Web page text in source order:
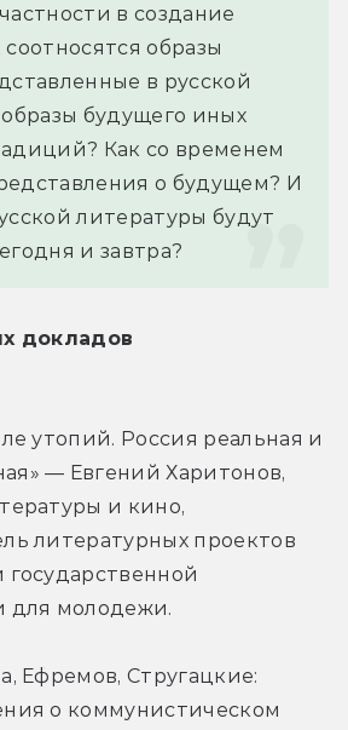
в создание
образы
в русской
будущего иных
Как со временем
о будущем? И
литературы будут
и завтра?
докладов
утопий. Россия реальная и
— Евгений Харитонов,
и кино,
литературных проектов
государственной
для молодежи.
Ефремов, Стругацкие:
о коммунистическом